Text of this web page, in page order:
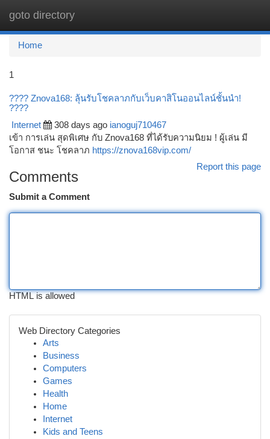
goto directory
Home
1
???? Znova168: ลุ้นรับโชคลาภกับเว็บคาสิโนออนไลน์ชั้นนำ!
????
Internet 308 days ago ianoguj710467
เข้า การเล่น สุดพิเศษ กับ Znova168 ที่ได้รับความนิยม ! ผู้เล่น มี
โอกาส ชนะ โชคลาภ https://znova168vip.com/
Report this page
Comments
Submit a Comment
HTML is allowed
Web Directory Categories
Arts
Business
Computers
Games
Health
Home
Internet
Kids and Teens